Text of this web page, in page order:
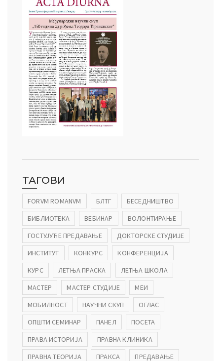
ТАГОВИ
FORVM ROMANVM БЛТГ
БЕСЕДНИШТВО
БИБЛИОТЕКА
ВЕБИНАР
ВОЛОНТИРАЊЕ
ГОСТУЈУЋЕ ПРЕДАВАЊЕ
ДОКТОРСКЕ СТУДИЈЕ
ИНСТИТУТ
КОНКУРС
КОНФЕРЕНЦИЈА
КУРС
ЛЕТЊА ПРАСКА
ЛЕТЊА ШКОЛА
МАСТЕР
МАСТЕР СТУДИЈЕ
МЕИ
МОБИЛНОСТ
НАУЧНИ СКУП
ОГЛАС
ОПШТИ СЕМИНАР
ПАНЕЛ
ПОСЕТА
ПРАВА ИСТОРИЈА
ПРАВНА КЛИНИКА
ПРАВНА ТЕОРИЈА
ПРАКСА
ПРЕДАВАЊЕ